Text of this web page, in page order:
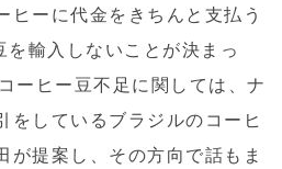
ヒーに代金をきちんと支払う
輸入しないことが決まっ
ーヒー豆不足に関しては、ナ
をしているブラジルのコーヒ
が提案し、その方向で話もま